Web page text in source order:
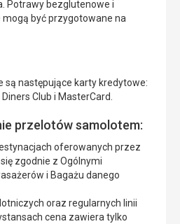
Potrawy bezglutenowe i
być przygotowane na
są następujące karty kredytowe:
Club i MasterCard.
przelotów samolotem:
oferowanych przez
zgodnie z Ogólnymi
i Bagażu danego
oraz regularnych linii
cena zawiera tylko